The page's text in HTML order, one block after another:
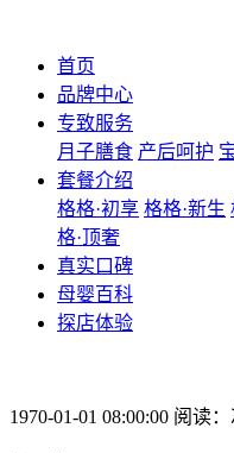
首页
品牌中心
专致服务
月子膳食 产后呵护
套餐介绍
格格·初享 格格·新生
格·顶奢
真实口碑
母婴百科
探店体验
1970-01-01 08:00:00 阅读